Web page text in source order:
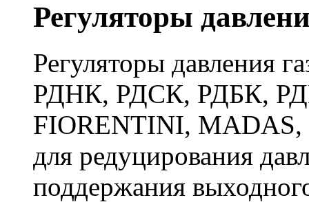
Регуляторы
Регуляторы давления
РДНК, РДСК, РДБК,
FIORENTINI, MADAS,
для редуцирования
поддержания